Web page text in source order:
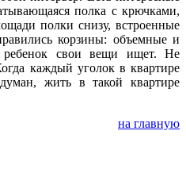
полка с крючками,
полки снизу, встроенные
корзины: объемные и
ребенок свои вещи ищет. Не
каждый уголок в квартире
жить в такой квартире
на главную